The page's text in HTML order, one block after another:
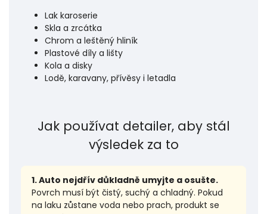
Lak karoserie
Skla a zrcátka
Chrom a leštěný hliník
Plastové díly a lišty
Kola a disky
Lodě, karavany, přívěsy i letadla
Jak používat detailer, aby stál
výsledek za to
1. Auto nejdřív důkladně umyjte a osušte.
Povrch musí být čistý, suchý a chladný. Pokud
na laku zůstane voda nebo prach, produkt se